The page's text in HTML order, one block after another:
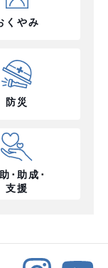
くやみ
防災
･助成･
支援